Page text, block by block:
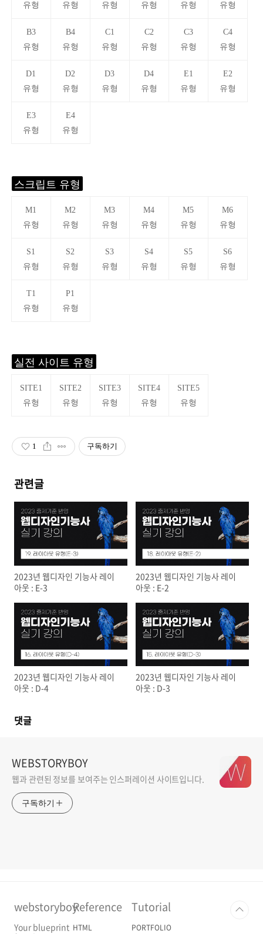
유형
유형
유형
유형
유형
유형
B3
유형
B4
유형
C1
유형
C2
유형
C3
유형
C4
유형
D1
유형
D2
유형
D3
유형
D4
유형
E1
유형
E2
유형
E3
유형
E4
유형
스크립트 유형
M1
유형
M2
유형
M3
유형
M4
유형
M5
유형
M6
유형
S1
유형
S2
유형
S3
유형
S4
유형
S5
유형
S6
유형
T1
유형
P1
유형
실전 사이트 유형
SITE1
유형
SITE2
유형
SITE3
유형
SITE4
유형
SITE5
유형
1 구독하기
관련글
2023년 웹디자인 기능사 레이
아웃 : E-3
2023년 웹디자인 기능사 레이
아웃 : E-2
2023년 웹디자인 기능사 레이
아웃 : D-4
2023년 웹디자인 기능사 레이
아웃 : D-3
댓글
WEBSTORYBOY
웹과 관련된 정보를 보여주는 인스퍼레이션 사이트입니다.
구독하기
webstoryboy
Your blueprint
Reference
HTML
Tutorial
PORTFOLIO